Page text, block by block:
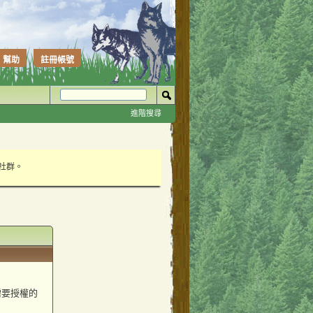
註冊帳號
幫助
進階搜尋
群。
授權的